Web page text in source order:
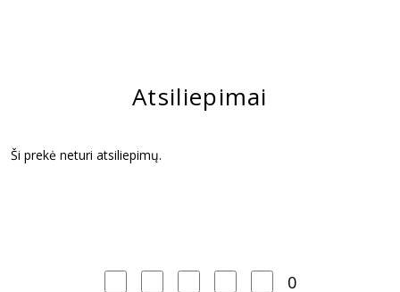
Atsiliepimai
Ši prekė neturi atsiliepimų.
0